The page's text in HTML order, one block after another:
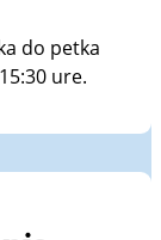
do petka
ure.